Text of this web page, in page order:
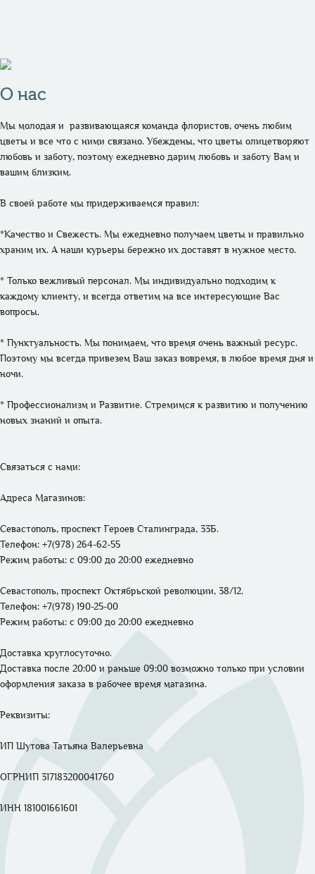
О нас
Мы молодая и  развивающаяся команда флористов, очень любим
цветы и все что с ними связано. Убеждены, что цветы олицетворяют
любовь и заботу, поэтому ежедневно дарим любовь и заботу Вам и
вашим близким.
В своей работе мы придерживаемся правил:
*Качество и Свежесть. Мы ежедневно получаем цветы и правильно
храним их. А наши курьеры бережно их доставят в нужное место.
* Только вежливый персонал. Мы индивидуально подходим к
каждому клиенту, и всегда ответим на все интересующие Вас
вопросы.
* Пунктуальность. Мы понимаем, что время очень важный ресурс.
Поэтому мы всегда привезем Ваш заказ вовремя, в любое время дня и
ночи.
* Профессионализм и Развитие. Стремимся к развитию и получению
новых знаний и опыта.
Связаться с нами:
Адреса Магазинов:
Севастополь, проспект Героев Сталинграда, 33Б.
Телефон: +7(978) 264-62-55
Режим работы: с 09:00 до 20:00 ежедневно
Севастополь, проспект Октябрьской революции, 38/12.
Телефон: +7(978) 190-25-00
Режим работы: с 09:00 до 20:00 ежедневно
Доставка круглосуточно.
Доставка после 20:00 и раньше 09:00 возможно только при условии
оформления заказа в рабочее время магазина.
Реквизиты:
ИП Шутова Татьяна Валерьевна
ОГРНИП 317183200041760
ИНН 181001661601